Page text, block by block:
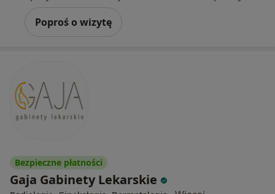
Poproś o wizytę
Bezpieczne płatności
Gaja Gabinety Lekarskie